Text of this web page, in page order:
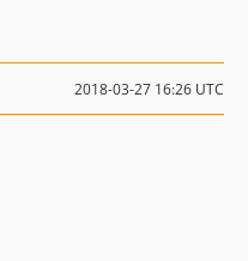
2018-03-27 16:26 UTC